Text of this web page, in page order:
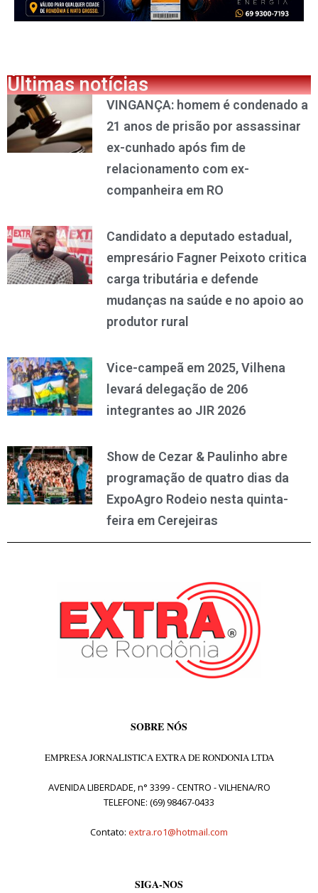
Últimas notícias
VINGANÇA: homem é condenado a
21 anos de prisão por assassinar
ex-cunhado após fim de
relacionamento com ex-
companheira em RO
Candidato a deputado estadual,
empresário Fagner Peixoto critica
carga tributária e defende
mudanças na saúde e no apoio ao
produtor rural
Vice-campeã em 2025, Vilhena
levará delegação de 206
integrantes ao JIR 2026
Show de Cezar & Paulinho abre
programação de quatro dias da
ExpoAgro Rodeio nesta quinta-
feira em Cerejeiras
SOBRE NÓS
EMPRESA JORNALISTICA EXTRA DE RONDONIA LTDA
AVENIDA LIBERDADE, n° 3399 - CENTRO - VILHENA/RO
TELEFONE: (69) 98467-0433
Contato: extra.ro1@hotmail.com
SIGA-NOS